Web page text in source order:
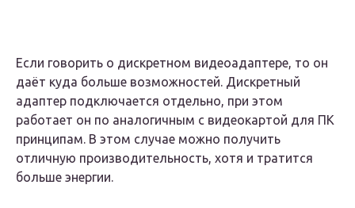
Если говорить о дискретном видеоадаптере, то он
даёт куда больше возможностей. Дискретный
адаптер подключается отдельно, при этом
работает он по аналогичным с видеокартой для ПК
принципам. В этом случае можно получить
отличную производительность, хотя и тратится
больше энергии.